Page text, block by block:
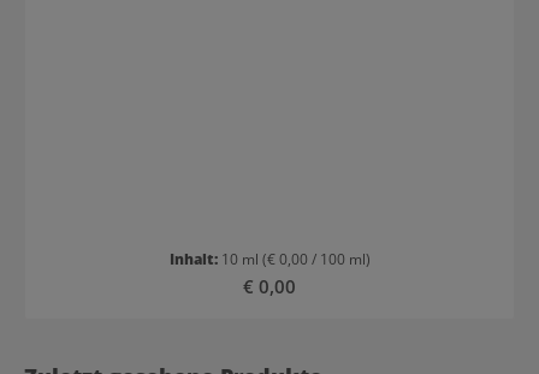
Inhalt: 10 ml (€ 0,00 / 100 ml)
Regulärer Preis:
€ 0,00